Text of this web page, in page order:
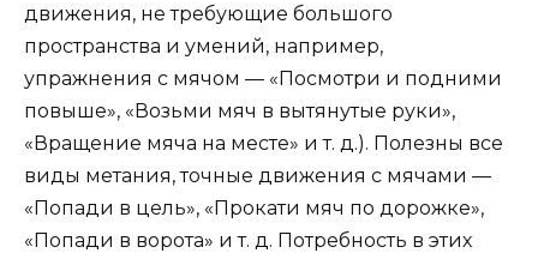
движения, не требующие большого
пространства и умений, например,
упражнения с мячом — «Посмотри и подними
повыше», «Возьми мяч в вытянутые руки»,
«Вращение мяча на месте» и т. д.). Полезны все
виды метания, точные движения с мячами —
«Попади в цель», «Прокати мяч по дорожке»,
«Попади в ворота» и т. д. Потребность в этих